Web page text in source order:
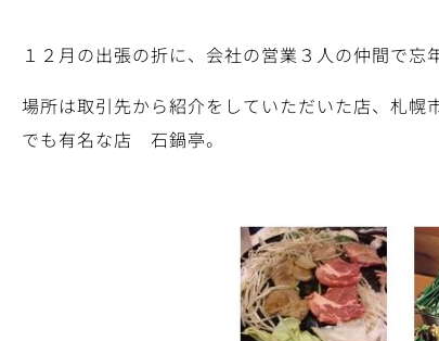
１２月の出張の折に、会社の営業３人の仲間で忘
場所は取引先から紹介をしていただいた店、札
でも有名な店 石鍋亭。